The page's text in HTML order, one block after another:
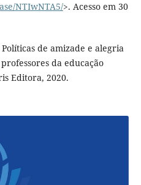
NTIwNTA5/>. Acesso em 30
Políticas de amizade e alegria
da educação
Editora, 2020.